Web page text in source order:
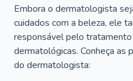
Embora o dermatologista
cuidados com a beleza, ele
responsável pelo
dermatológicas. Conheça as
do dermatologista: